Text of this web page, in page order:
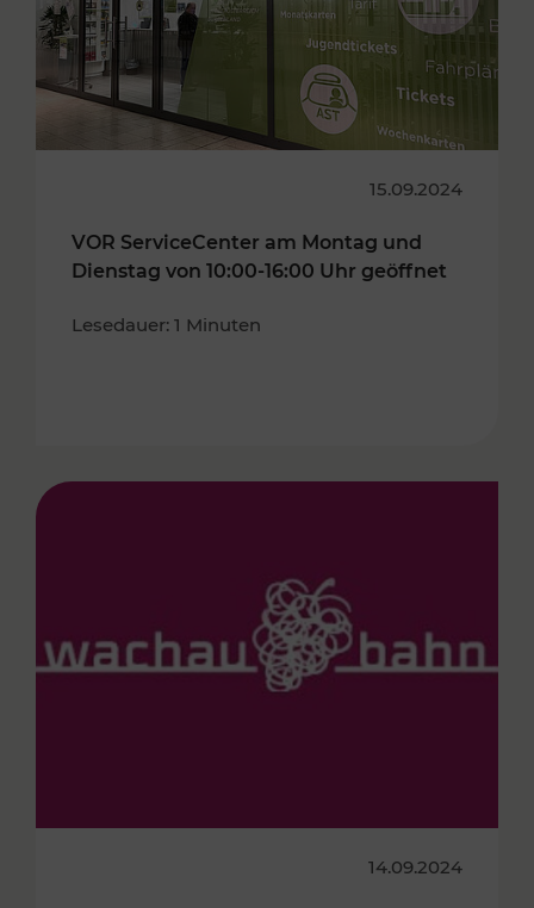
15.09.2024
VOR ServiceCenter am Montag und
Dienstag von 10:00-16:00 Uhr geöffnet
Lesedauer: 1 Minuten
14.09.2024